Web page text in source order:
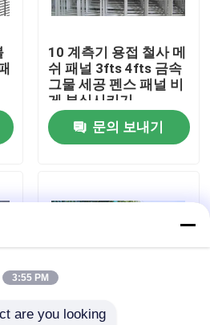
린
10 계측기 용접 철사 메
쉬 패널 3fts 4fts 금속
그물 세공 펜스 패널 비
게 부식시키기
문의 보내기
3:55 PM
are you looking